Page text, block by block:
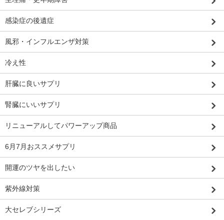
感染症の後遺症
風邪・インフルエンザ対策
冷え性
肝臓に良いサプリ
腎臓にいいサプリ
リニューアルしてパワーアップ商品
6月7月おススメサプリ
開運のツヤを出したい
紫外線対策
大セレブシリーズ